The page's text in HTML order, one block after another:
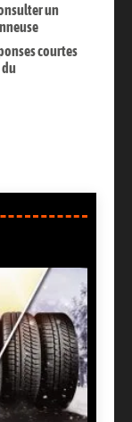
un
courtes
du